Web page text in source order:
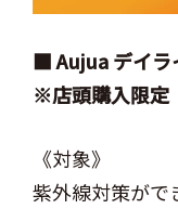
■ Aujua デイラ
※店頭購入限定
《対象》
紫外線対策がで